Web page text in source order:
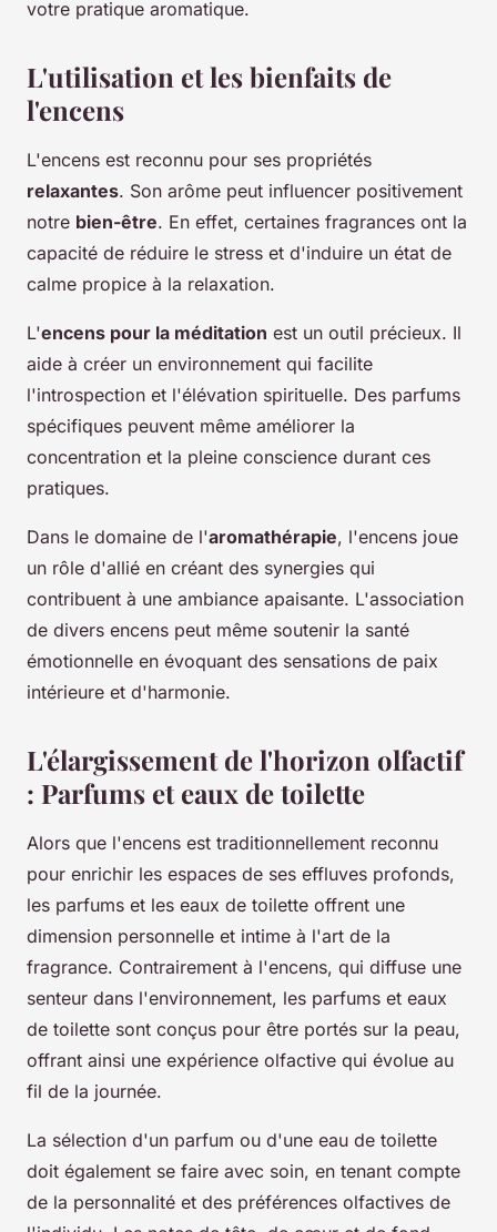
votre pratique aromatique.
L'utilisation et les bienfaits de
l'encens
L'encens est reconnu pour ses propriétés
relaxantes. Son arôme peut influencer positivement
notre bien-être. En effet, certaines fragrances ont la
capacité de réduire le stress et d'induire un état de
calme propice à la relaxation.
L'encens pour la méditation est un outil précieux. Il
aide à créer un environnement qui facilite
l'introspection et l'élévation spirituelle. Des parfums
spécifiques peuvent même améliorer la
concentration et la pleine conscience durant ces
pratiques.
Dans le domaine de l'aromathérapie, l'encens joue
un rôle d'allié en créant des synergies qui
contribuent à une ambiance apaisante. L'association
de divers encens peut même soutenir la santé
émotionnelle en évoquant des sensations de paix
intérieure et d'harmonie.
L'élargissement de l'horizon olfactif
: Parfums et eaux de toilette
Alors que l'encens est traditionnellement reconnu
pour enrichir les espaces de ses effluves profonds,
les parfums et les eaux de toilette offrent une
dimension personnelle et intime à l'art de la
fragrance. Contrairement à l'encens, qui diffuse une
senteur dans l'environnement, les parfums et eaux
de toilette sont conçus pour être portés sur la peau,
offrant ainsi une expérience olfactive qui évolue au
fil de la journée.
La sélection d'un parfum ou d'une eau de toilette
doit également se faire avec soin, en tenant compte
de la personnalité et des préférences olfactives de